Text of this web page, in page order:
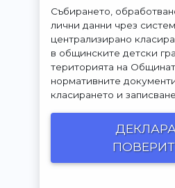
Събирането,
лични данни чрез
централизирано
в общинските детски
територията на
нормативните
класирането и